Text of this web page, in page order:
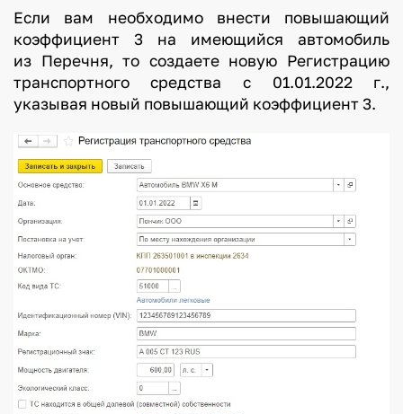
Если вам необходимо внести повышающий
коэффициент 3 на имеющийся автомобиль
из Перечня, то создаете новую Регистрацию
транспортного средства с 01.01.2022 г.,
указывая новый повышающий коэффициент 3.